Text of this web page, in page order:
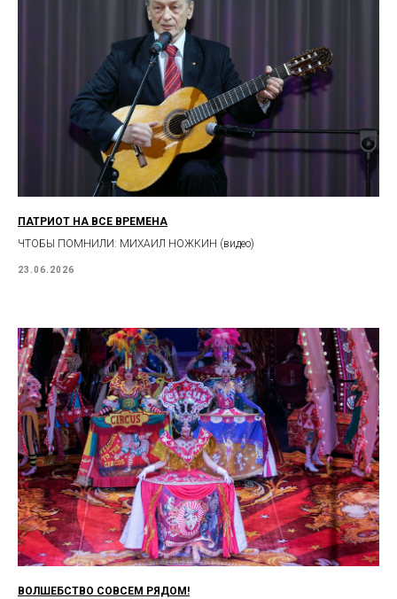
ПАТРИОТ НА ВСЕ ВРЕМЕНА
ЧТОБЫ ПОМНИЛИ: МИХАИЛ НОЖКИН (видео)
23.06.2026
ВОЛШЕБСТВО СОВСЕМ РЯДОМ!